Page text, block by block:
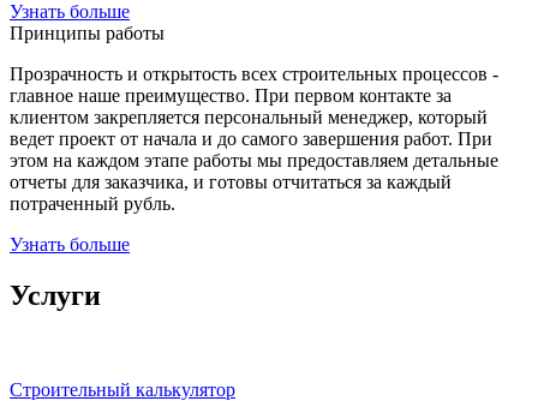
Узнать больше
Принципы работы
Прозрачность и открытость всех строительных процессов -
главное наше преимущество. При первом контакте за
клиентом закрепляется персональный менеджер, который
ведет проект от начала и до самого завершения работ. При
этом на каждом этапе работы мы предоставляем детальные
отчеты для заказчика, и готовы отчитаться за каждый
потраченный рубль.
Узнать больше
Услуги
Строительный калькулятор